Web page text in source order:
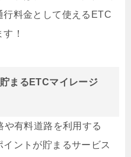
料金として使えるETC
！
まるETCマイレージ
有料道路を利用する
ントが貯まるサービス